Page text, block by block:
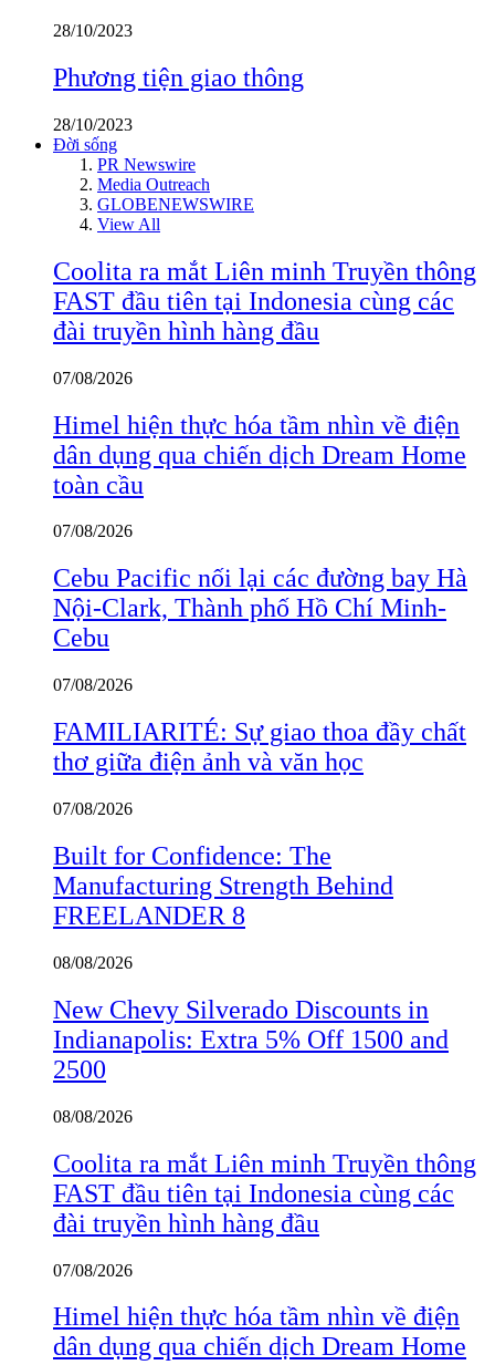
28/10/2023
Phương tiện giao thông
28/10/2023
Đời sống
PR Newswire
Media Outreach
GLOBENEWSWIRE
View All
Coolita ra mắt Liên minh Truyền thông
FAST đầu tiên tại Indonesia cùng các
đài truyền hình hàng đầu
07/08/2026
Himel hiện thực hóa tầm nhìn về điện
dân dụng qua chiến dịch Dream Home
toàn cầu
07/08/2026
Cebu Pacific nối lại các đường bay Hà
Nội-Clark, Thành phố Hồ Chí Minh-
Cebu
07/08/2026
FAMILIARITÉ: Sự giao thoa đầy chất
thơ giữa điện ảnh và văn học
07/08/2026
Built for Confidence: The
Manufacturing Strength Behind
FREELANDER 8
08/08/2026
New Chevy Silverado Discounts in
Indianapolis: Extra 5% Off 1500 and
2500
08/08/2026
Coolita ra mắt Liên minh Truyền thông
FAST đầu tiên tại Indonesia cùng các
đài truyền hình hàng đầu
07/08/2026
Himel hiện thực hóa tầm nhìn về điện
dân dụng qua chiến dịch Dream Home